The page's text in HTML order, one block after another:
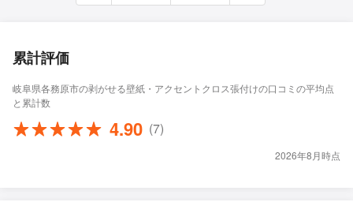
累計評価
岐阜県各務原市の剥がせる壁紙・アクセントクロス張付けの口コミの平均点
と累計数
4.90 (7)
2026年8月時点